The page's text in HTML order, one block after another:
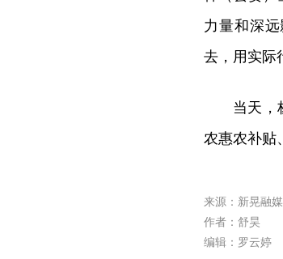
力量和深
去，用实际
当天，
农惠农补贴
来源：新晃融媒
作者：舒昊
编辑：罗云婷